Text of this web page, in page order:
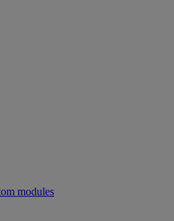
modules